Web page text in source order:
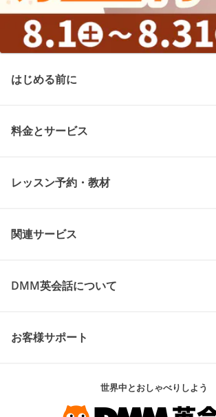
はじめる前に
料金とサービス
レッスン予約・教材
関連サービス
DMM英会話について
お客様サポート
世界中とおしゃべりしよう